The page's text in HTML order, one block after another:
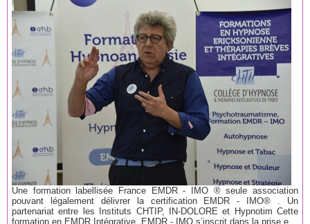
Une formation labellisée France EMDR - IMO ® seule association
pouvant légalement délivrer la certification EMDR - IMO® . Un
partenariat entre les Instituts CHTIP, IN-DOLORE et Hypnotim Cette
formation en EMDR Intégrative, EMDR - IMO s’inscrit dans la prise e...